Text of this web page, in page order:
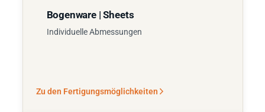
Bogenware | Sheets
Individuelle Abmessungen
Zu den Fertigungsmöglichkeiten